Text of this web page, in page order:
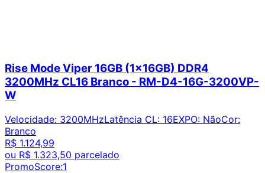
Rise Mode Viper 16GB (1x16GB) DDR4
3200MHz CL16 Branco - RM-D4-16G-3200VP-
W
Velocidade: 3200MHzLatência CL: 16EXPO: NãoCor:
Branco
R$ 1.124,99
ou R$ 1.323,50 parcelado
PromoScore:1